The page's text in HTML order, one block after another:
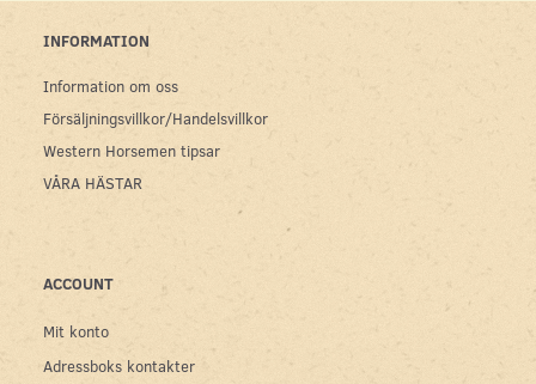
INFORMATION
Information om oss
Försäljningsvillkor/Handelsvillkor
Western Horsemen tipsar
VÅRA HÄSTAR
ACCOUNT
Mit konto
Adressboks kontakter